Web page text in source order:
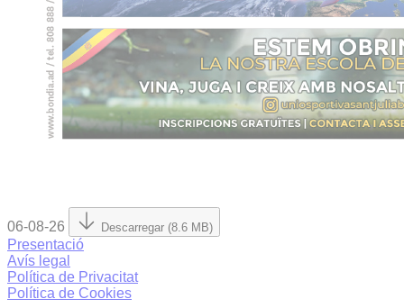
06-08-26 Descarregar (8.6 MB)
Presentació
Avís legal
Política de Privacitat
Política de Cookies